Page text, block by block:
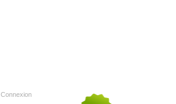
Connexion